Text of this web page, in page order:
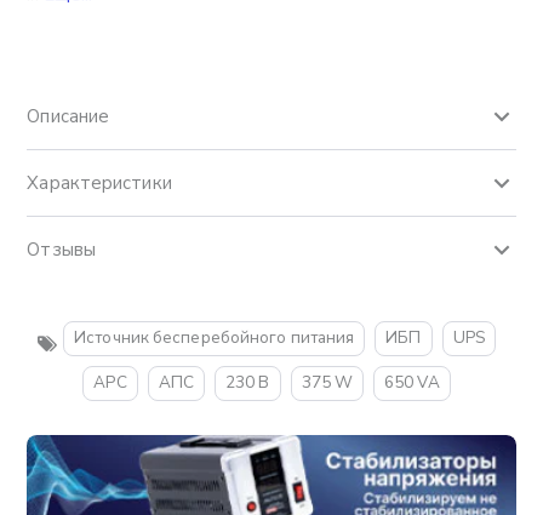
Описание
Характеристики
Отзывы
Источник бесперебойного питания ИБП
UPS
APC
АПС 230 B 375 W 650 VA